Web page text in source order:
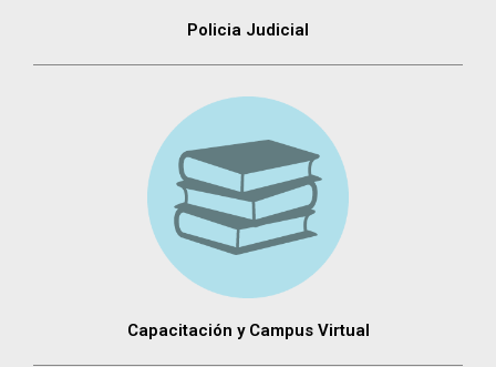
Policia Judicial
Capacitación y Campus Virtual